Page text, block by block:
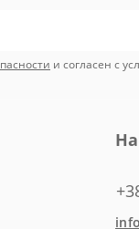
и согласен с